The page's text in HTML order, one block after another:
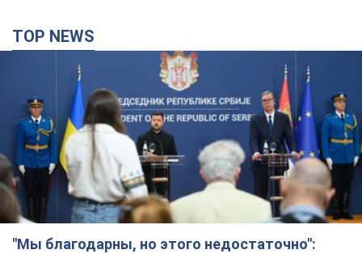
TOP NEWS
"Мы благодарны, но этого недостаточно":